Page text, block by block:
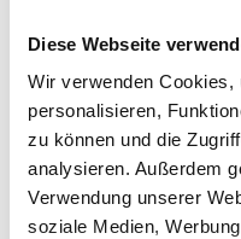
Diese Webseite
Wir verwenden Cookies,
personalisieren,
zu können und die
analysieren. Außerdem
Verwendung unserer
soziale Medien,
up.NRW hätten wir
einen Experten auf
manufacturing‘ und
nicht kennengelernt“,
IANUS Simulation und
das Mindset der Leute,